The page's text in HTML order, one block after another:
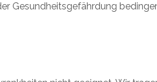
Gesundheitsgefährdung